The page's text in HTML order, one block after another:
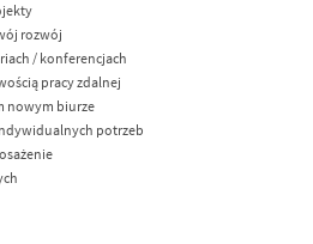
rozwój
/ konferencjach
pracy zdalnej
nowym biurze
potrzeb